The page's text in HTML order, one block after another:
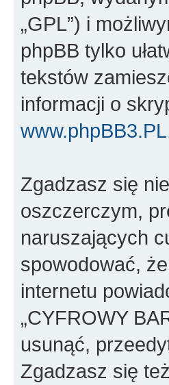
„GPL”) i
phpBB tylko
tekstów
informacji o
www.phpBB3.PL
Zgadzasz się
oszczerczym,
naruszających
spowodować,
internetu
„CYFROWY
usunąć,
Zgadzasz się